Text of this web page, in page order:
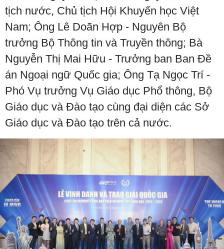
tịch nước, Chủ tịch Hội Khuyến học Việt
Nam; Ông Lê Doãn Hợp - Nguyên Bộ
trưởng Bộ Thông tin và Truyền thông; Bà
Nguyễn Thị Mai Hữu - Trưởng ban Ban Đề
án Ngoại ngữ Quốc gia; Ông Tạ Ngọc Trí -
Phó Vụ trưởng Vụ Giáo dục Phổ thông, Bộ
Giáo dục và Đào tạo cùng đại diện các Sở
Giáo dục và Đào tạo trên cả nước.